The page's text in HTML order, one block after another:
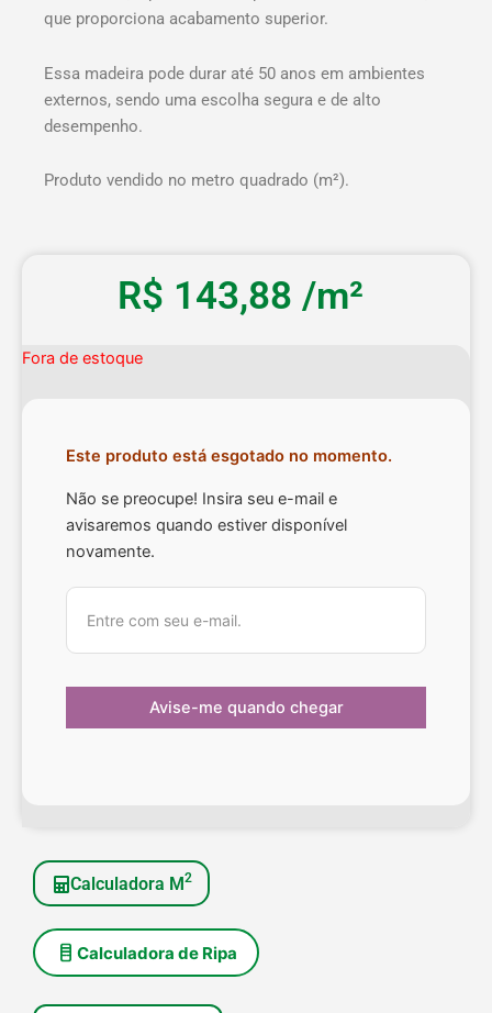
que proporciona acabamento superior.
Essa madeira pode durar até 50 anos em ambientes
externos, sendo uma escolha segura e de alto
desempenho.
Produto vendido no metro quadrado (m²).
R$ 143,88 /m²
Fora de estoque
Este produto está esgotado no momento.
Não se preocupe! Insira seu e-mail e
avisaremos quando estiver disponível
novamente.
Calculadora M 2
Calculadora de Ripa